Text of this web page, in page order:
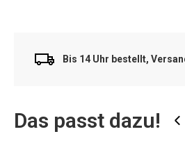
Bis 14 Uhr bestellt,
Das passt dazu! ‹